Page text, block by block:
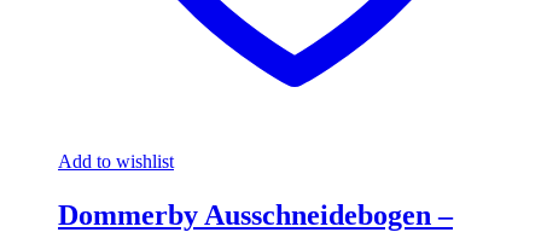
Add to wishlist
Dommerby Ausschneidebogen –